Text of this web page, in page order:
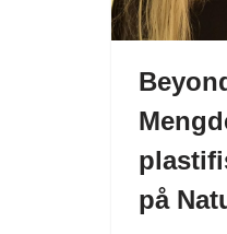
på